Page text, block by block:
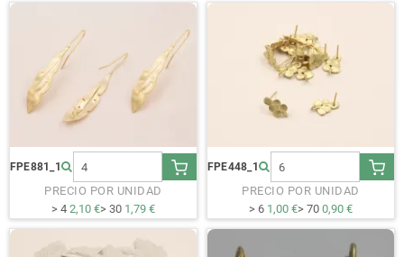
FPE881_1
PRECIO POR UNIDAD
> 4 2,10 €> 30 1,79 €
FPE448_1
PRECIO POR UNIDAD
> 6 1,00 €> 70 0,90 €